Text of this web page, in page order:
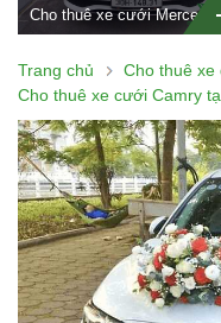
Cho thuê xe cưới Mercedes E250 tại Hà Nội
Trang chủ
Cho thuê xe
Cho thuê xe cưới Camry